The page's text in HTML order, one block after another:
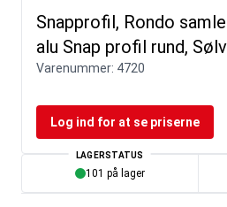
Snapprofil, Rondo
alu Snap profil rund, Sølv
Varenummer: 4720
Log ind for at se priserne
LAGERSTATUS
101 på lager